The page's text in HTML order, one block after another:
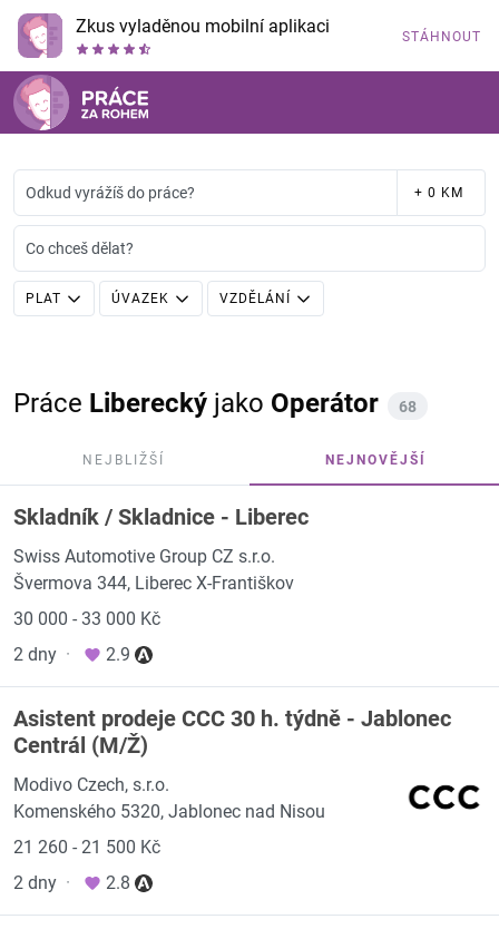
Zkus vyladěnou mobilní aplikaci STÁHNOUT
Odkud vyrážíš do práce? + 0 KM
Co chceš dělat?
PLAT ÚVAZEK VZDĚLÁNÍ
Práce Liberecký jako Operátor 68
NEJBLIŽŠÍ NEJNOVĚJŠÍ
Skladník / Skladnice - Liberec
Swiss Automotive Group CZ s.r.o.
Švermova 344, Liberec X-Františkov
30 000 - 33 000 Kč
2 dny · 2.9
Asistent prodeje CCC 30 h. týdně - Jablonec
Centrál (M/Ž)
Modivo Czech, s.r.o.
Komenského 5320, Jablonec nad Nisou
21 260 - 21 500 Kč
2 dny · 2.8